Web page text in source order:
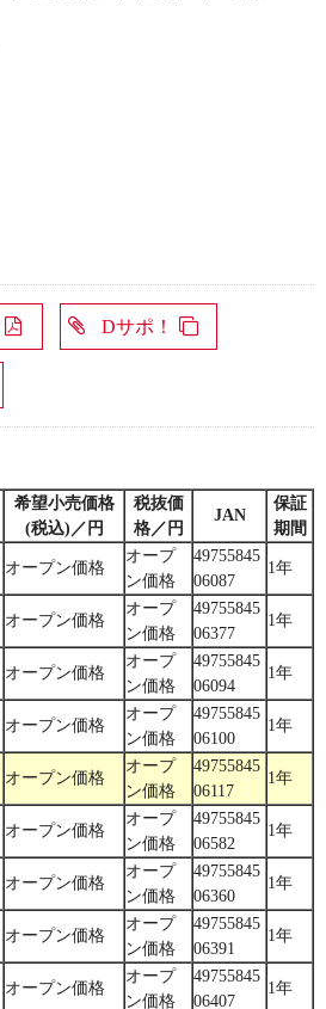
Dサポ！
希望小売価格
(税込)／円
税抜価
格／円
JAN
保証
期間
オープン価格
オープ
ン価格
49755845
06087
1年
オープン価格
オープ
ン価格
49755845
06377
1年
オープン価格
オープ
ン価格
49755845
06094
1年
オープン価格
オープ
ン価格
49755845
06100
1年
オープン価格
オープ
ン価格
49755845
06117
1年
オープン価格
オープ
ン価格
49755845
06582
1年
オープン価格
オープ
ン価格
49755845
06360
1年
オープン価格
オープ
ン価格
49755845
06391
1年
オープン価格
オープ
ン価格
49755845
06407
1年